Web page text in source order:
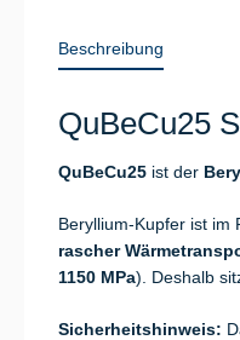
Beschreibung
QuBeCu25
QuBeCu25 ist der
Beryllium-Kupfer ist im
rascher
1150 MPa). Deshalb
Sicherheitshinweis: